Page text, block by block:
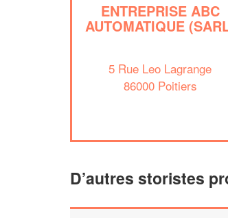
ENTREPRISE ABC
AUTOMATIQUE
5 Rue Leo Lagrange
86000 Poitiers
D’autres storistes